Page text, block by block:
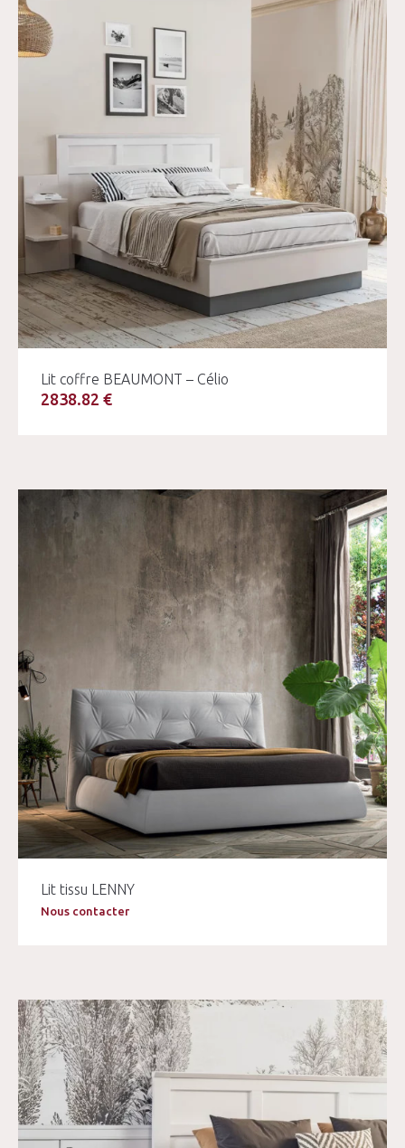
Lit coffre BEAUMONT – Célio
2838.82 €
Lit tissu LENNY
Nous contacter